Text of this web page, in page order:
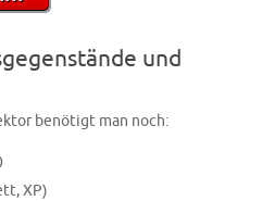
und
benötigt man noch:
XP)